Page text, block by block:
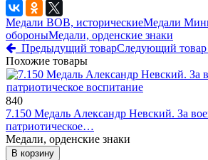
Медали ВОВ, историческиеМедали
обороныМедали, орденские знаки
Предыдущий товарСледующий товар
Похожие товары
840
7.150 Медаль Александр Невский. За
патриотическое…
Медали, орденские знаки
В корзину